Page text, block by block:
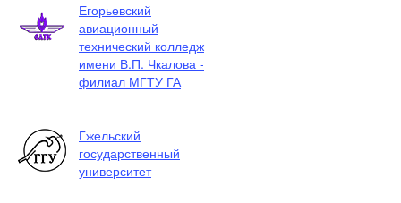
Егорьевский
авиационный
технический колледж
имени В.П. Чкалова -
филиал МГТУ ГА
Гжельский
государственный
университет